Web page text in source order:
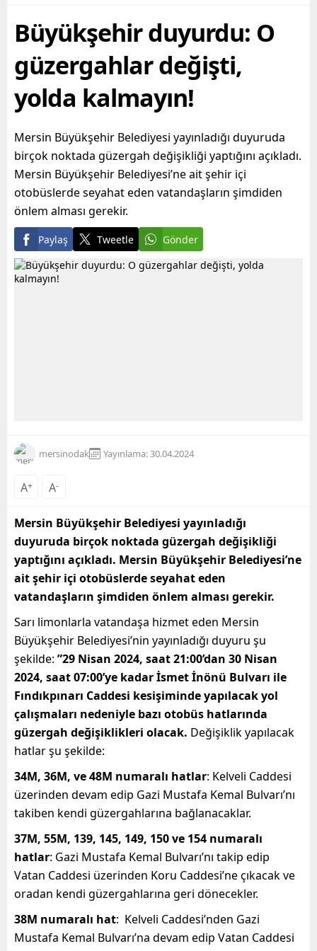
manevi olarak nefes
alabilmesine destek
olmayı hedefleyen
Büyükşehir...
katlı iki ayrı metruk
yapının...
Büyükşehir duyurdu: O
güzergahlar değişti,
yolda kalmayın!
Mersin Büyükşehir Belediyesi yayınladığı duyuruda
birçok noktada güzergah değişikliği yaptığını açıkladı.
Mersin Büyükşehir Belediyesi’ne ait şehir içi
otobüslerde seyahat eden vatandaşların şimdiden
önlem alması gerekir.
Paylaş Tweetle Gönder
mersinodak Yayınlama: 30.04.2024
A+ A-
Mersin Büyükşehir Belediyesi yayınladığı
duyuruda birçok noktada güzergah değişikliği
yaptığını açıkladı. Mersin Büyükşehir Belediyesi’ne
ait şehir içi otobüslerde seyahat eden
vatandaşların şimdiden önlem alması gerekir.
Sarı limonlarla vatandaşa hizmet eden Mersin
Büyükşehir Belediyesi’nin yayınladığı duyuru şu
şekilde: ”29 Nisan 2024, saat 21:00’dan 30 Nisan
2024, saat 07:00’ye kadar İsmet İnönü Bulvarı ile
Fındıkpınarı Caddesi kesişiminde yapılacak yol
çalışmaları nedeniyle bazı otobüs hatlarında
güzergah değişiklikleri olacak. Değişiklik yapılacak
hatlar şu şekilde:
34M, 36M, ve 48M numaralı hatlar: Kelveli Caddesi
üzerinden devam edip Gazi Mustafa Kemal Bulvarı’nı
takiben kendi güzergahlarına bağlanacaklar.
37M, 55M, 139, 145, 149, 150 ve 154 numaralı
hatlar: Gazi Mustafa Kemal Bulvarı’nı takip edip
Vatan Caddesi üzerinden Koru Caddesi’ne çıkacak ve
oradan kendi güzergahlarına geri dönecekler.
38M numaralı hat: Kelveli Caddesi’nden Gazi
Mustafa Kemal Bulvarı’na devam edip Vatan Caddesi